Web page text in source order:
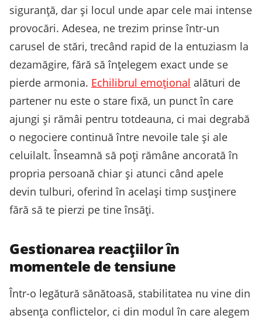
siguranță, dar și locul unde apar cele mai intense
provocări. Adesea, ne trezim prinse într-un
carusel de stări, trecând rapid de la entuziasm la
dezamăgire, fără să înțelegem exact unde se
pierde armonia. Echilibrul emoțional alături de
partener nu este o stare fixă, un punct în care
ajungi și rămâi pentru totdeauna, ci mai degrabă
o negociere continuă între nevoile tale și ale
celuilalt. Înseamnă să poți rămâne ancorată în
propria persoană chiar și atunci când apele
devin tulburi, oferind în același timp susținere
fără să te pierzi pe tine însăți.
Gestionarea reacțiilor în
momentele de tensiune
Într-o legătură sănătoasă, stabilitatea nu vine din
absența conflictelor, ci din modul în care alegem